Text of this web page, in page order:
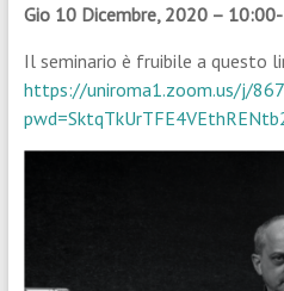
Gio 10 Dicembre, 2020 –
Il seminario è fruibile a questo
https://uniroma1.zoom.us/j/